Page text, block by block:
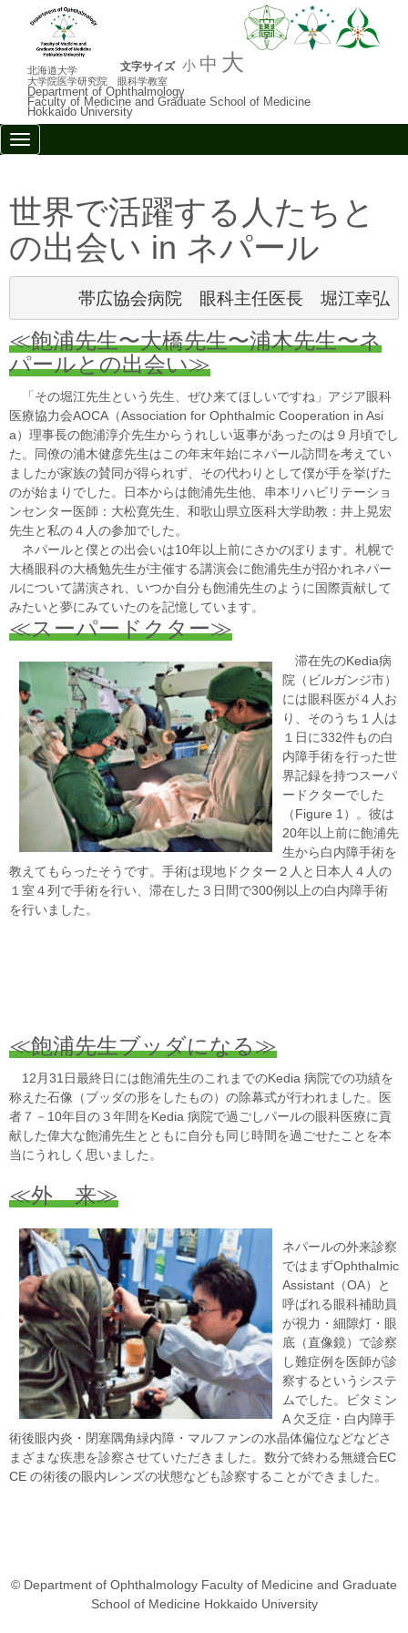
北海道大学
大学院医学研究院 眼科学教室
Department of Ophthalmology
Faculty of Medicine and Graduate School of Medicine
Hokkaido University
文字サイズ 小 中 大
N
a
g
a
t
i
o
世界で活躍する人たちと
の出会い in ネパール
帯広協会病院　眼科主任医長　堀江幸弘
≪飽浦先生〜大橋先生〜浦木先生〜ネ
パールとの出会い≫
「その堀江先生という先生、ぜひ来てほしいですね」アジア眼科
医療協力会AOCA（Association for Ophthalmic Cooperation in Asi
a）理事長の飽浦淳介先生からうれしい返事があったのは９月頃でし
た。同僚の浦木健彦先生はこの年末年始にネパール訪問を考えてい
ましたが家族の賛同が得られず、その代わりとして僕が手を挙げた
のが始まりでした。日本からは飽浦先生他、串本リハビリテーショ
ンセンター医師：大松寛先生、和歌山県立医科大学助教：井上晃宏
先生と私の４人の参加でした。
ネパールと僕との出会いは10年以上前にさかのぼります。札幌で
大橋眼科の大橋勉先生が主催する講演会に飽浦先生が招かれネパー
ルについて講演され、いつか自分も飽浦先生のように国際貢献して
みたいと夢にみていたのを記憶しています。
≪スーパードクター≫
滞在先のKedia病
院（ビルガンジ市）
には眼科医が４人お
り、そのうち１人は
１日に332件もの白
内障手術を行った世
界記録を持つスーパ
ードクターでした
（Figure 1）。彼は
20年以上前に飽浦先
生から白内障手術を
教えてもらったそうです。手術は現地ドクター２人と日本人４人の
１室４列で手術を行い、滞在した３日間で300例以上の白内障手術
を行いました。
≪飽浦先生ブッダになる≫
12月31日最終日には飽浦先生のこれまでのKedia 病院での功績を
称えた石像（ブッダの形をしたもの）の除幕式が行われました。医
者７－10年目の３年間をKedia 病院で過ごしパールの眼科医療に貢
献した偉大な飽浦先生とともに自分も同じ時間を過ごせたことを本
当にうれしく思いました。
≪外 来≫
ネパールの外来診察
ではまずOphthalmic
Assistant（OA）と
呼ばれる眼科補助員
が視力・細隙灯・眼
底（直像鏡）で診察
し難症例を医師が診
察するというシステ
ムでした。ビタミン
A 欠乏症・白内障手
術後眼内炎・閉塞隅角緑内障・マルファンの水晶体偏位などなどさ
まざまな疾患を診察させていただきました。数分で終わる無縫合EC
CE の術後の眼内レンズの状態なども診察することができました。
© Department of Ophthalmology Faculty of Medicine and Graduate
School of Medicine Hokkaido University